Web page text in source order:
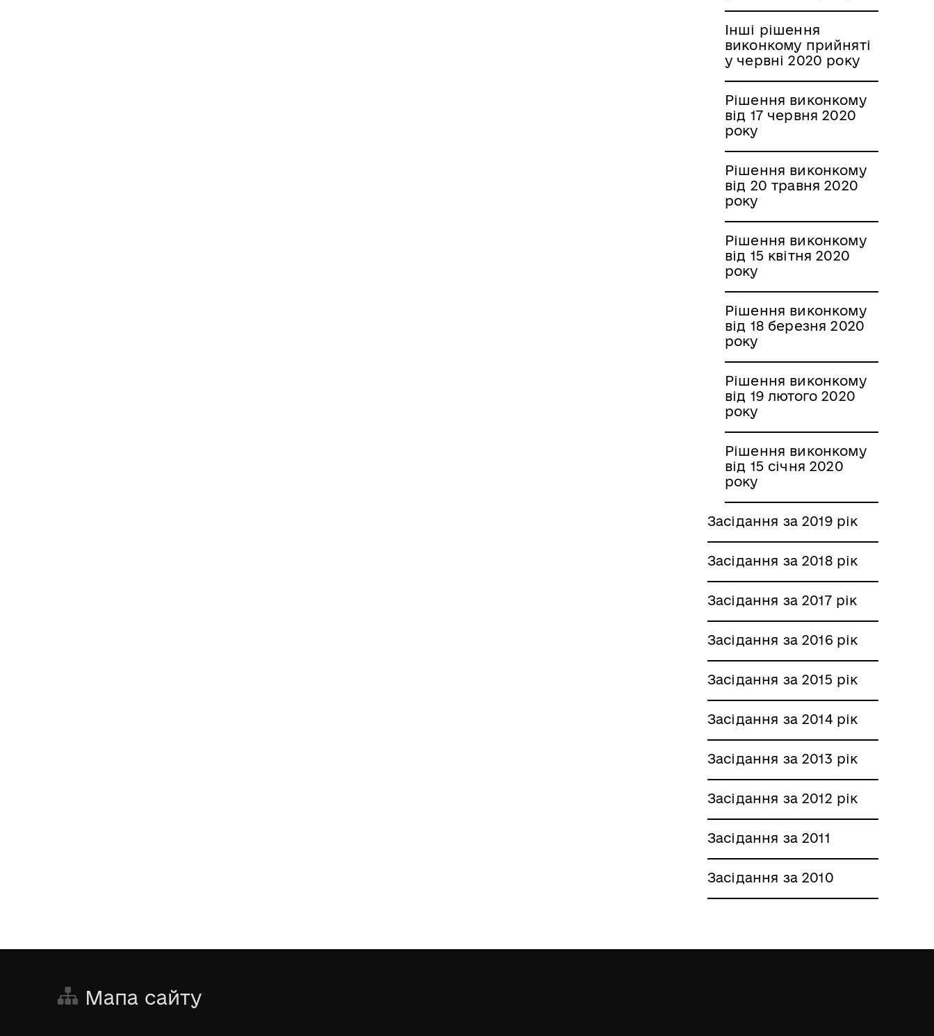
Інші рішення
виконкому прийняті
у червні 2020 року
Рішення виконкому
від 17 червня 2020
року
Рішення виконкому
від 20 травня 2020
року
Рішення виконкому
від 15 квітня 2020
року
Рішення виконкому
від 18 березня 2020
року
Рішення виконкому
від 19 лютого 2020
року
Рішення виконкому
від 15 січня 2020
року
Засідання за 2019 рік
Засідання за 2018 рік
Засідання за 2017 рік
Засідання за 2016 рік
Засідання за 2015 рік
Засідання за 2014 рік
Засідання за 2013 рік
Засідання за 2012 рік
Засідання за 2011
Засідання за 2010
Мапа сайту